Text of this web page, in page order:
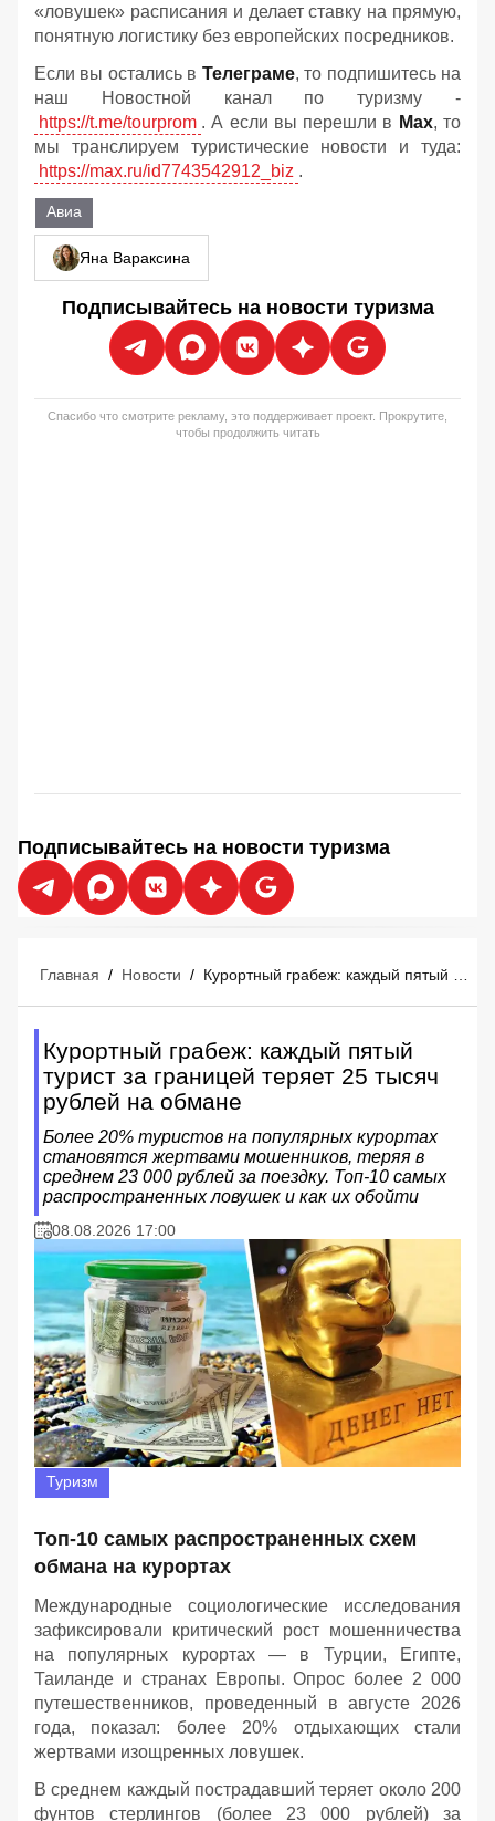
«ловушек» расписания и делает ставку на прямую,
понятную логистику без европейских посредников.
Если вы остались в Телеграме, то подпишитесь на
наш Новостной канал по туризму -
https://t.me/tourprom . А если вы перешли в Мах, то
мы транслируем туристические новости и туда:
https://max.ru/id7743542912_biz .
Авиа
Яна Вараксина
Подписывайтесь на новости туризма
Спасибо что смотрите рекламу, это поддерживает проект. Прокрутите,
чтобы продолжить читать
Подписывайтесь на новости туризма
Главная / Новости /
Курортный грабеж: каждый пятый
турист за границей теряет 25 тысяч
рублей на обмане
Более 20% туристов на популярных курортах
становятся жертвами мошенников, теряя в
среднем 23 000 рублей за поездку. Топ-10 самых
распространенных ловушек и как их обойти
08.08.2026 17:00
Туризм
Топ-10 самых распространенных схем
обмана на курортах
Международные социологические исследования
зафиксировали критический рост мошенничества
на популярных курортах — в Турции, Египте,
Таиланде и странах Европы. Опрос более 2 000
путешественников, проведенный в августе 2026
года, показал: более 20% отдыхающих стали
жертвами изощренных ловушек.
В среднем каждый пострадавший теряет около 200
фунтов стерлингов (более 23 000 рублей) за